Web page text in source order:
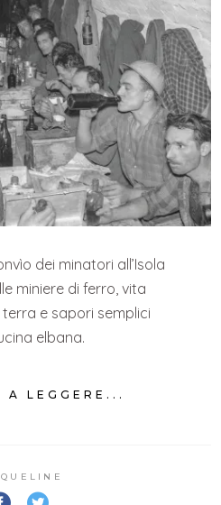
dei minatori all’Isola
miniere di ferro, vita
e sapori semplici
elbana.
A LEGGERE...